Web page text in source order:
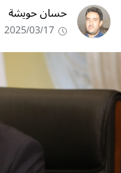
حسان حويشة
2025/03/17